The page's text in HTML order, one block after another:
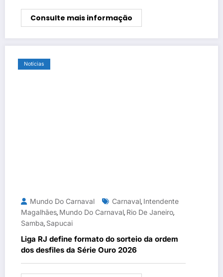
Consulte mais informação
Notícias
Mundo Do Carnaval Carnaval, Intendente
Magalhães, Mundo Do Carnaval, Rio De Janeiro,
Samba, Sapucai
Liga RJ define formato do sorteio da ordem
dos desfiles da Série Ouro 2026